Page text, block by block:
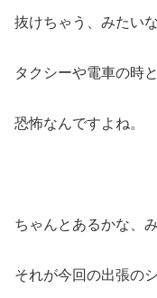
抜けちゃう、みたいな
タクシーや電車の時と
恐怖なんですよね。
ちゃんとあるかな、
それが今回の出張の